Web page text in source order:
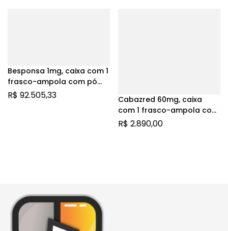
Besponsa 1mg, caixa com 1
frasco-ampola com pó
para solução de uso
R$ 92.505,33
Cabazred 60mg, caixa
com 1 frasco-ampola com
1,5mL de solução de uso
R$ 2.890,00